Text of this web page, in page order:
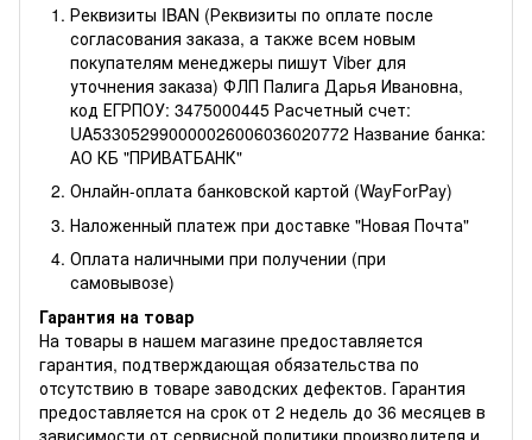
Реквизиты IBAN (Реквизиты по оплате после
согласования заказа, а также всем новым
покупателям менеджеры пишут Viber для
уточнения заказа) ФЛП Палига Дарья Ивановна,
код ЕГРПОУ: 3475000445 Расчетный счет:
UA533052990000026006036020772 Название банка:
АО КБ "ПРИВАТБАНК"
Онлайн-оплата банковской картой (WayForPay)
Наложенный платеж при доставке "Новая Почта"
Оплата наличными при получении (при
самовывозе)
Гарантия на товар
На товары в нашем магазине предоставляется
гарантия, подтверждающая обязательства по
отсутствию в товаре заводских дефектов. Гарантия
предоставляется на срок от 2 недель до 36 месяцев в
зависимости от сервисной политики производителя и